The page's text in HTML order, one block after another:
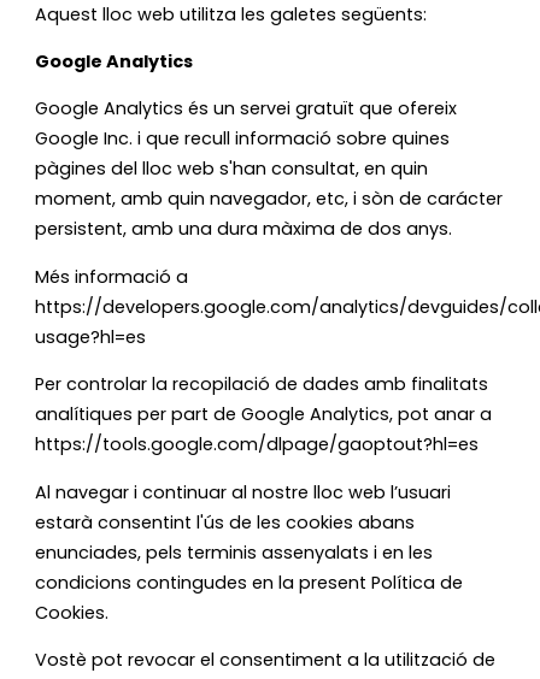
Aquest lloc web utilitza les galetes següents:
Google Analytics
Google Analytics és un servei gratuït que ofereix
Google Inc. i que recull informació sobre quines
pàgines del lloc web s'han consultat, en quin
moment, amb quin navegador, etc, i sòn de carácter
persistent, amb una dura màxima de dos anys.
Més informació a
https://developers.google.com/analytics/devguides/
usage?hl=es
Per controlar la recopilació de dades amb finalitats
analítiques per part de Google Analytics, pot anar a
https://tools.google.com/dlpage/gaoptout?hl=es
Al navegar i continuar al nostre lloc web l’usuari
estarà consentint l'ús de les cookies abans
enunciades, pels terminis assenyalats i en les
condicions contingudes en la present Política de
Cookies.
Vostè pot revocar el consentiment a la utilització de